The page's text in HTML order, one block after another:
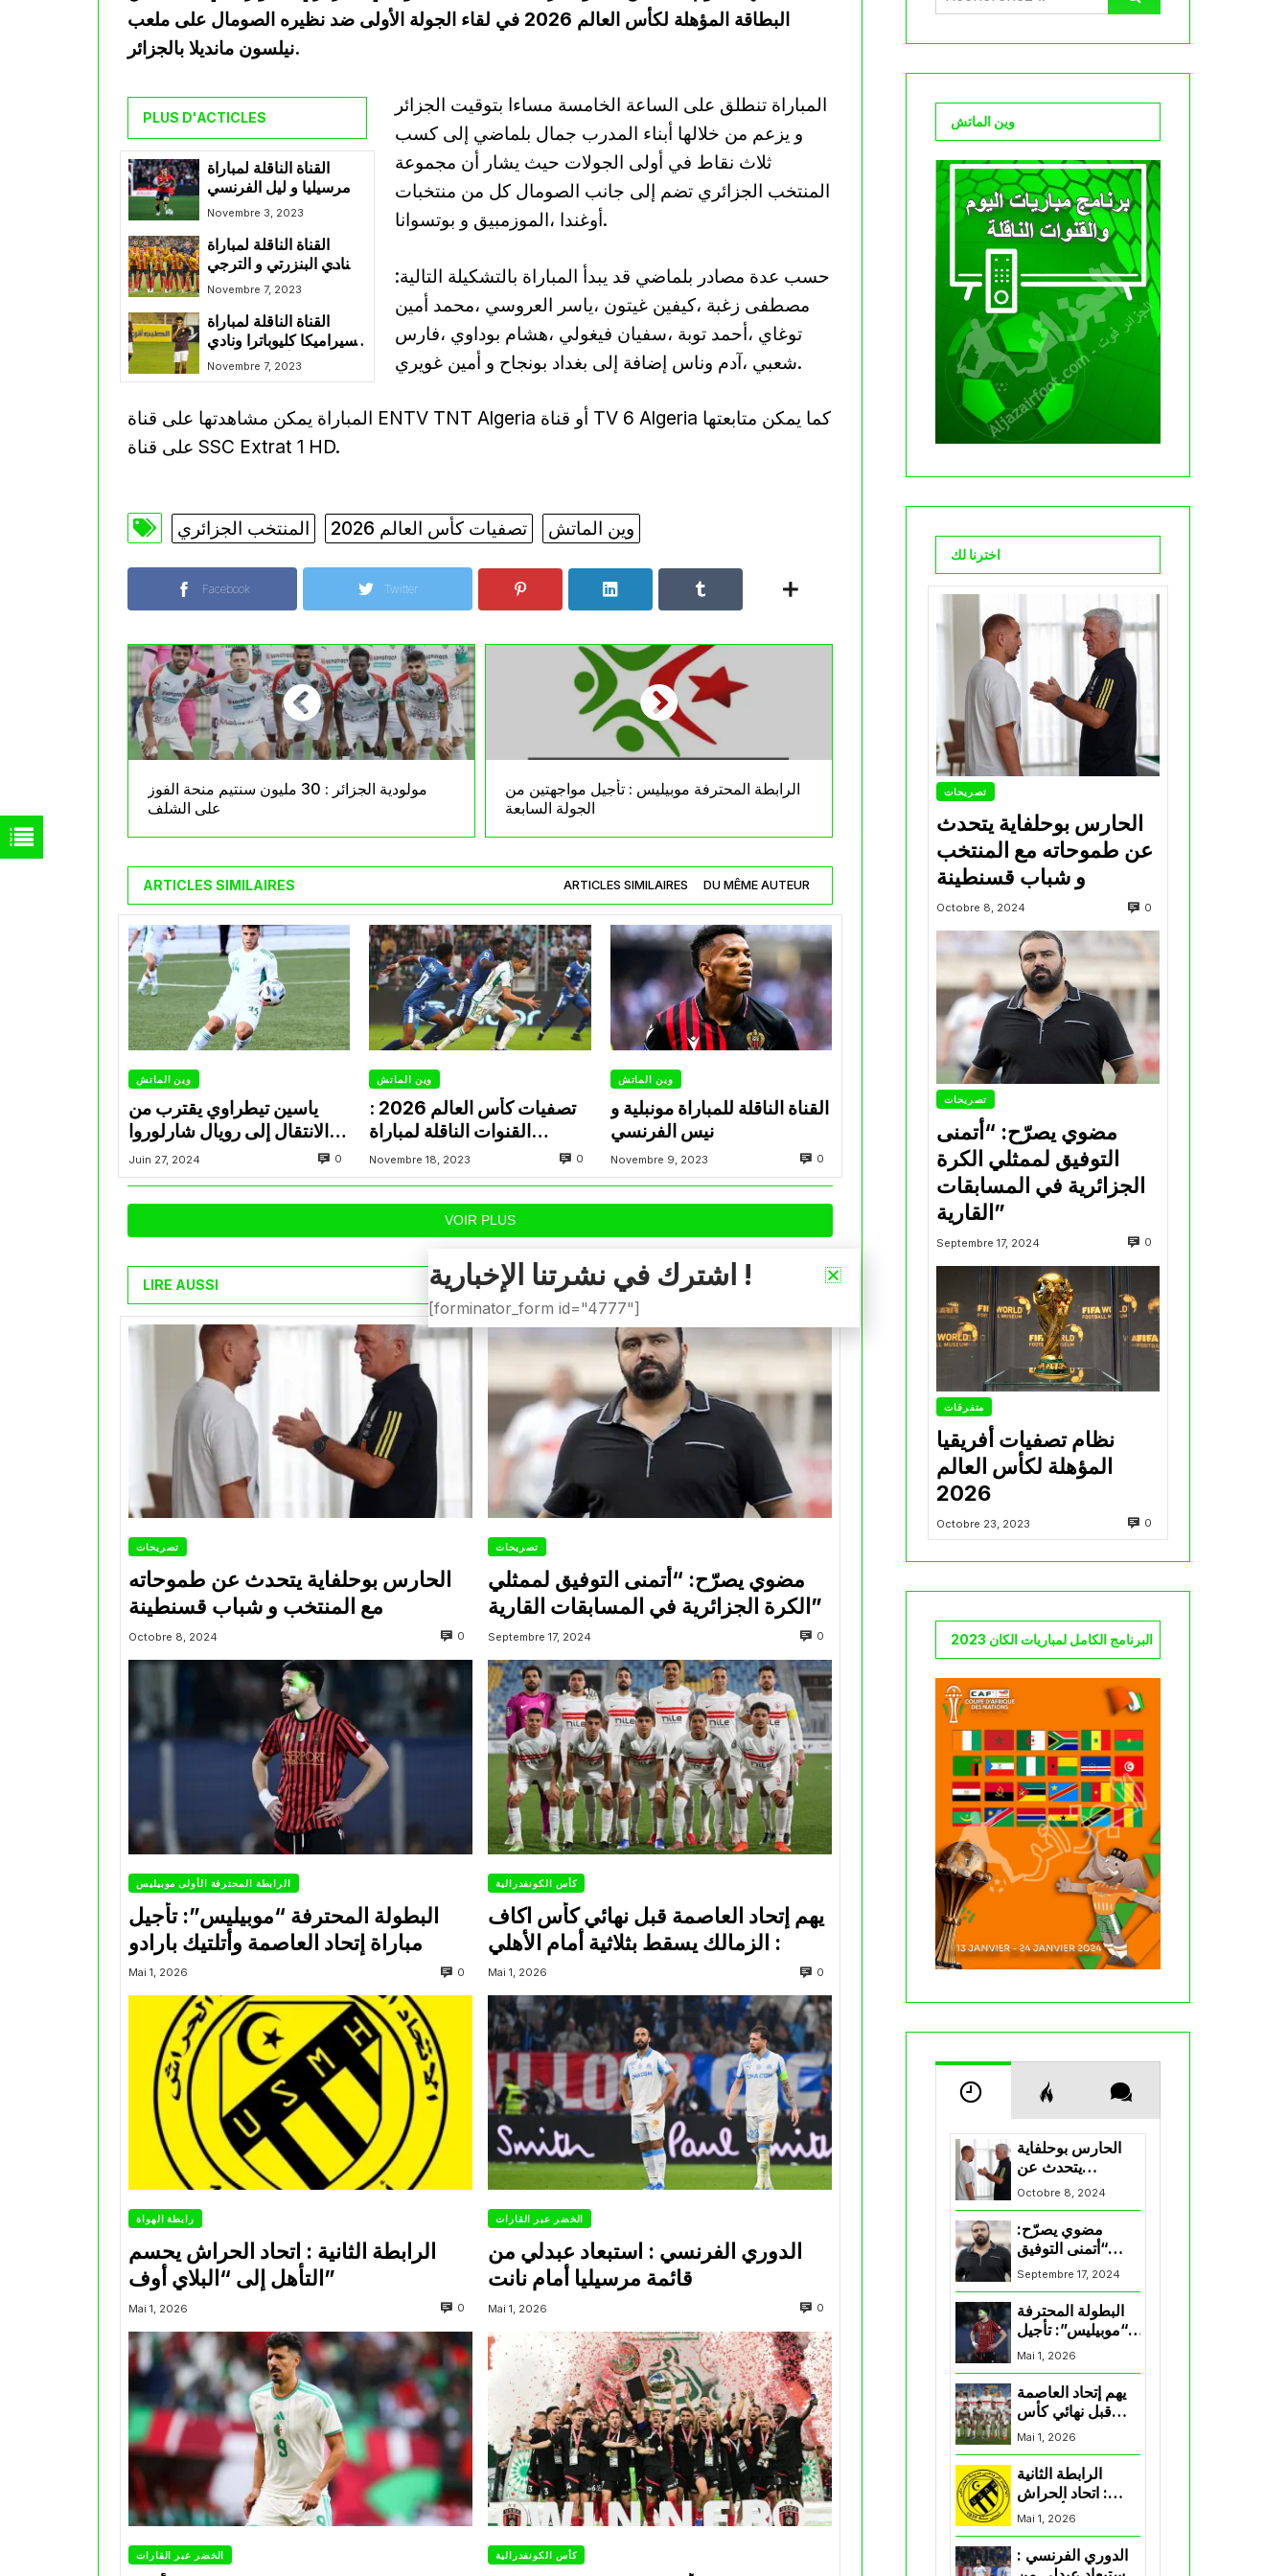
البطاقة المؤهلة لكأس العالم 2026 في لقاء الجولة الأولى ضد نظيره الصومال على ملعب
نيلسون مانديلا بالجزائر.
PLUS D'ACTICLES
القناة الناقلة لمباراة
مرسيليا و ليل الفرنسي
Novembre 3, 2023
القناة الناقلة لمباراة
النادي البنزرتي و الترجي
الرياضي التونسي
Novembre 7, 2023
القناة الناقلة لمباراة
سيراميكا كليوباترا ونادي
الأهلي المصري
Novembre 7, 2023
المباراة تنطلق على الساعة الخامسة مساءا بتوقيت الجزائر
و يزعم من خلالها أبناء المدرب جمال بلماضي إلى كسب
ثلاث نقاط في أولى الجولات حيث يشار أن مجموعة
المنتخب الجزائري تضم إلى جانب الصومال كل من منتخبات
أوغندا ،الموزمبيق و بوتسوانا.
حسب عدة مصادر بلماضي قد يبدأ المباراة بالتشكيلة التالية:
مصطفى زغبة ،كيفين غيتون ،ياسر العروسي ،محمد أمين
توغاي ،أحمد توبة ،سفيان فيغولي ،هشام بوداوي ،فارس
شعبي ،آدم وناس إضافة إلى بغداد بونجاح و أمين غويري.
المباراة يمكن مشاهدتها على قناة ENTV TNT Algeria أو قناة TV 6 Algeria كما يمكن متابعتها
على قناة SSC Extrat 1 HD.
المنتخب الجزائري تصفيات كأس العالم 2026 وين الماتش
Facebook Twitter
مولودية الجزائر : 30 مليون سنتيم منحة الفوز
على الشلف
الرابطة المحترفة موبيليس : تأجيل مواجهتين من
الجولة السابعة
ARTICLES SIMILAIRES ARTICLES SIMILAIRES DU MÊME AUTEUR
وين الماتش
ياسين تيطراوي يقترب من
الانتقال إلى رويال شارلوروا
البلجيكي
Juin 27, 2024 0
وين الماتش
تصفيات كأس العالم 2026 :
القنوات الناقلة لمباراة
المنتخب الوطني الجزائري
ومنتخب الموزمبيق
Novembre 18, 2023 0
وين الماتش
القناة الناقلة للمباراة مونبلية و
نيس الفرنسي
Novembre 9, 2023 0
VOIR PLUS
LIRE AUSSI
تصريحات
الحارس بوحلفاية يتحدث عن طموحاته
مع المنتخب و شباب قسنطينة
Octobre 8, 2024 0
تصريحات
مضوي يصرّح: “أتمنى التوفيق لممثلي
الكرة الجزائرية في المسابقات القارية”
Septembre 17, 2024 0
الرابطة المحترفة الأولى موبيليس
البطولة المحترفة “موبيليس”: تأجيل
مباراة إتحاد العاصمة وأتلتيك بارادو
Mai 1, 2026 0
كأس الكونفدرالية
يهم إتحاد العاصمة قبل نهائي كأس اكاف
Mai 1, 2026 0
رابطة الهواة
الرابطة الثانية : اتحاد الحراش يحسم
التأهل إلى “البلاي أوف”
Mai 1, 2026 0
الخضر عبر القارات
الدوري الفرنسي : استبعاد عبدلي من
قائمة مرسيليا أمام نانت
Mai 1, 2026 0
الخضر عبر القارات كأس الكونفدرالية
وين الماتش
اخترنا لك
تصريحات
الحارس بوحلفاية يتحدث
عن طموحاته مع المنتخب
و شباب قسنطينة
Octobre 8, 2024 0
تصريحات
مضوي يصرّح: “أتمنى
التوفيق لممثلي الكرة
الجزائرية في المسابقات
القارية”
Septembre 17, 2024 0
متفرقات
نظام تصفيات أفريقيا
المؤهلة لكأس العالم
2026
Octobre 23, 2023 0
البرنامج الكامل لمباريات الكان 2023
الحارس بوحلفاية
يتحدث عن
طموحاته مع
المنتخب و شباب
قسنطينة
Octobre 8, 2024
مضوي يصرّح:
“أتمنى التوفيق
لممثلي الكرة
الجزائرية في
Septembre 17, 2024
البطولة المحترفة
“موبيليس”: تأجيل
مباراة إتحاد
العاصمة وأتلتيك
بارادو
Mai 1, 2026
يهم إتحاد العاصمة
قبل نهائي كأس
اكاف : الزمالك
يسقط بثلاثية أمام
Mai 1, 2026
الرابطة الثانية
: اتحاد الحراش
يحسم التأهل إلى
“البلاي أوف”
Mai 1, 2026
الدوري الفرنسي :
اشترك في نشرتنا الإخبارية !
[forminator_form id="4777"]